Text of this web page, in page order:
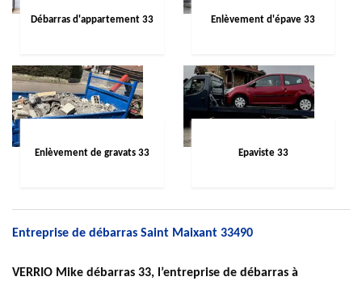
Débarras d'appartement 33 Enlèvement d'épave 33
Enlèvement de gravats 33 Epaviste 33
Entreprise de débarras Saint Maixant 33490
VERRIO Mike débarras 33, l’entreprise de débarras à